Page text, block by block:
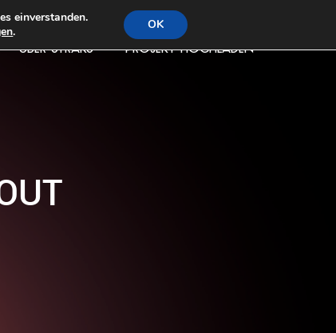
ÜBER STRAKS PROJEKT HOCHLADEN
einverstanden.
. OK